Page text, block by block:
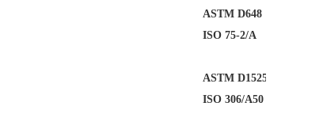
ASTM D648
ISO 75-2/A
ASTM D1525
ISO 306/A50